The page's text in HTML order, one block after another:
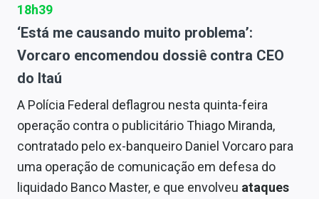
18h39
‘Está me causando muito problema’:
Vorcaro encomendou dossiê contra CEO
do Itaú
A Polícia Federal deflagrou nesta quinta-feira
operação contra o publicitário Thiago Miranda,
contratado pelo ex-banqueiro Daniel Vorcaro para
uma operação de comunicação em defesa do
liquidado Banco Master, e que envolveu ataques